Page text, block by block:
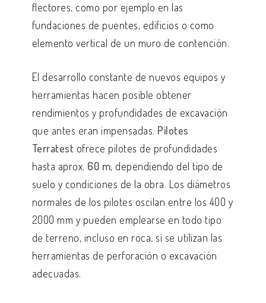
flectores, como por ejemplo en las
fundaciones de puentes, edificios o como
elemento vertical de un muro de contención.
El desarrollo constante de nuevos equipos y
herramientas hacen posible obtener
rendimientos y profundidades de excavación
que antes eran impensadas. Pilotes
Terratest ofrece pilotes de profundidades
hasta aprox. 60 m, dependiendo del tipo de
suelo y condiciones de la obra. Los diámetros
normales de los pilotes oscilan entre los 400 y
2000 mm y pueden emplearse en todo tipo
de terreno, incluso en roca, si se utilizan las
herramientas de perforación o excavación
adecuadas.